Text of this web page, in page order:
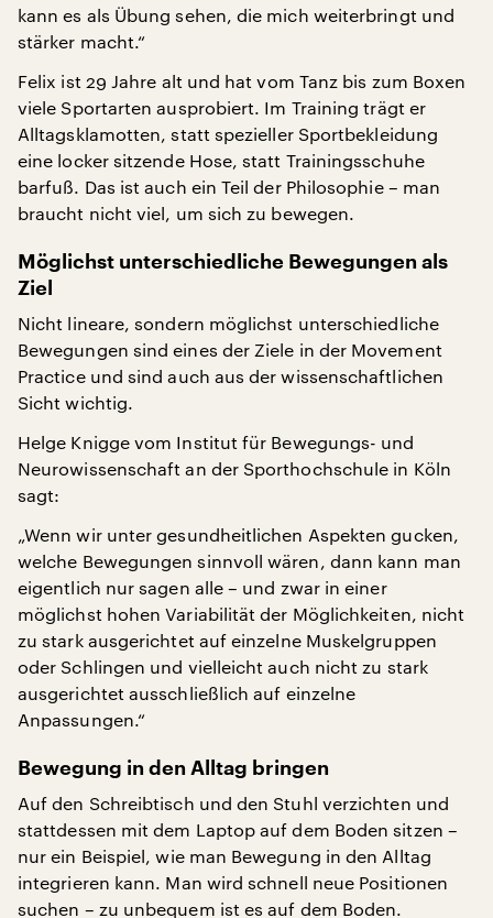
kann es als Übung sehen, die mich weiterbringt und
stärker macht.“
Felix ist 29 Jahre alt und hat vom Tanz bis zum Boxen
viele Sportarten ausprobiert. Im Training trägt er
Alltagsklamotten, statt spezieller Sportbekleidung
eine locker sitzende Hose, statt Trainingsschuhe
barfuß. Das ist auch ein Teil der Philosophie – man
braucht nicht viel, um sich zu bewegen.
Möglichst unterschiedliche Bewegungen als
Ziel
Nicht lineare, sondern möglichst unterschiedliche
Bewegungen sind eines der Ziele in der Movement
Practice und sind auch aus der wissenschaftlichen
Sicht wichtig.
Helge Knigge vom Institut für Bewegungs- und
Neurowissenschaft an der Sporthochschule in Köln
sagt:
„Wenn wir unter gesundheitlichen Aspekten gucken,
welche Bewegungen sinnvoll wären, dann kann man
eigentlich nur sagen alle – und zwar in einer
möglichst hohen Variabilität der Möglichkeiten, nicht
zu stark ausgerichtet auf einzelne Muskelgruppen
oder Schlingen und vielleicht auch nicht zu stark
ausgerichtet ausschließlich auf einzelne
Anpassungen.“
Bewegung in den Alltag bringen
Auf den Schreibtisch und den Stuhl verzichten und
stattdessen mit dem Laptop auf dem Boden sitzen –
nur ein Beispiel, wie man Bewegung in den Alltag
integrieren kann. Man wird schnell neue Positionen
suchen – zu unbequem ist es auf dem Boden.